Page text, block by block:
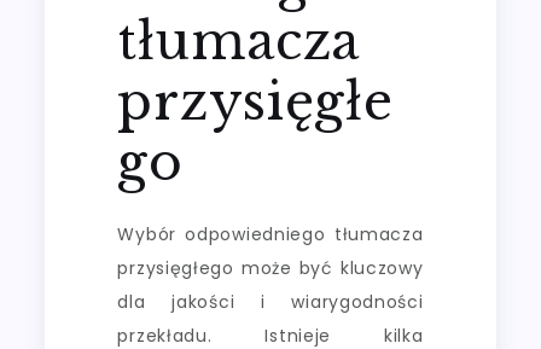
tłumacza
przysięgłe
go
Wybór odpowiedniego tłumacza
przysięgłego może być kluczowy
dla jakości i wiarygodności
przekładu. Istnieje kilka